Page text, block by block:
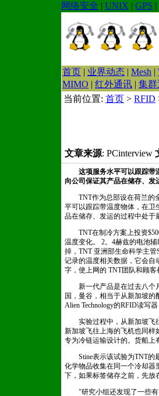
网络安全 | UNIX | GPS |
首页 | 业界动态 | Mesh |
MIMO | 红外通讯 | 集
当前位置: 首页 > RFID
文章来源: PCinterview
这项服务水平可以跟踪带
向公司保证其产品在储存、发
TNT作为总部设在荷兰的全
平可以跟踪带温度物体，在卫
品在储存、发运的过程中处于
TNT在制冷方案上投资$500
温度变化。 2。4赫兹的电池
掉，TNT 亚洲部生命科学主管
记录的温度相关数据，它会自
字，使上网的 TNT团队和顾客
新一代产品是在过去八个月
国，曼谷，相当于从新加坡
Alien Technology的RFID读写
实验过程中，从新加坡飞往
新加坡飞往上海的飞机也同样
专为冷链运输设计的。货船上
Stine表示该试验为TNT的
化学物品收集在同一个冷却器
下，如果标签储存之前，先放
"研究小组还发现了一些有